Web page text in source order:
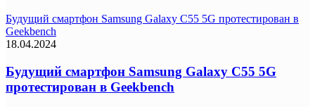
Будущий смартфон Samsung Galaxy C55 5G протестирован в
Geekbench
18.04.2024
Будущий смартфон Samsung Galaxy C55 5G
протестирован в Geekbench